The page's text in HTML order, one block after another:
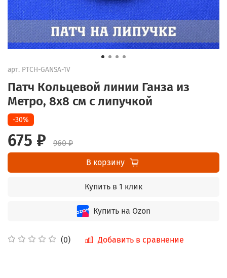
арт. PTCH-GANSA-1V
Патч Кольцевой линии Ганза из
Метро, 8х8 см с липучкой
(0) Добавить в сравнение
-30%
675 ₽
960 ₽
В корзину
Купить в 1 клик
Купить на Ozon